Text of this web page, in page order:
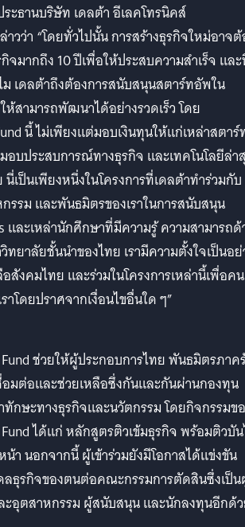
ะธานบริษัท เดลต้า อีเลคโทรนิคส์
าวว่า “โดยทั่วไปนั้น การสร้างธุรกิจใหม่อาจ
กิจมากถึง 10 ปีเพื่อให้ประสบความสำเร็จ แล
เดลต้าถึงต้องการสนับสนุนสตาร์ทอัพใน
ห้สามารถพัฒนาได้อย่างรวดเร็ว โดย
นี้ ไม่เพียงแต่มอบเงินทุนให้แก่เหล่าสตาร์
อบประสบการณ์ทางธุรกิจ และเทคโนโลยีล่า
เป็นเพียงหนึ่งในโครงการที่เดลต้าทำร่วมกับ
รรม และพันธมิตรของเราในการสนับสนุน
และเหล่านักศึกษาที่มีความรู้ ความสามารถ
ทยาลัยชั้นนำของไทย เรามีความตั้งใจเป็นอ
สังคมไทย และร่วมในโครงการเหล่านี้เพื่อคน
าโดยปราศจากเงื่อนไขอื่นใด ๆ”
Fund ช่วยให้ผู้ประกอบการไทย พันธมิตรภาค
อมต่อและช่วยเหลือซึ่งกันและกันผ่านกองทุน
กษะทางธุรกิจและนวัตกรรม โดยกิจกรรมข
Fund ได้แก่ หลักสูตรติวเข้มธุรกิจ พร้อมติวบั
า นอกจากนี้ ผู้เข้าร่วมยังมีโอกาสได้แข่งขัน
ลธุรกิจของตนต่อคณะกรรมการตัดสินซึ่งเป็
ะอุตสาหกรรม ผู้สนับสนุน และนักลงทุนอีกด้